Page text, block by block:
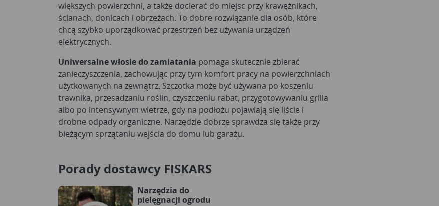
większych powierzchni, a także docierać do miejsc przy krawężnikach,
ścianach, donicach i obrzeżach. To dobre rozwiązanie dla osób, które
chcą szybko uporządkować przestrzeń bez używania urządzeń
elektrycznych.
Uniwersalne włosie do zamiatania pomaga skutecznie zbierać
zanieczyszczenia, zachowując przy tym komfort pracy na powierzchniach
użytkowanych na zewnątrz. Szczotka może być używana po koszeniu
trawnika, przesadzaniu roślin, czyszczeniu rabat, przygotowywaniu grilla
albo po intensywnym wietrze, gdy na podłożu pojawiają się liście i
drobne odpady organiczne. Narzędzie dobrze sprawdza się także przy
bieżącym sprzątaniu wejścia do domu lub garażu.
Porady dostawcy FISKARS
Narzędzia do
pielęgnacji ogrodu